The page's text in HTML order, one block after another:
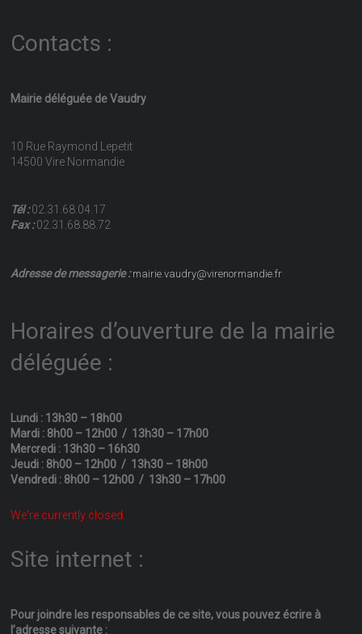
Contacts :
Mairie déléguée de Vaudry
10 Rue Raymond Lepetit
14500 Vire Normandie
Tél :02.31.68.04.17
Fax :02.31.68.88.72
Adresse de messagerie :mairie.vaudry@virenormandie.fr
Horaires d’ouverture de la mairie
déléguée :
Lundi : 13h30 – 18h00
Mardi : 8h00 – 12h00 / 13h30 – 17h00
Mercredi : 13h30 – 16h30
Jeudi : 8h00 – 12h00 / 13h30 – 18h00
Vendredi : 8h00 – 12h00 / 13h30 – 17h00
We're currently closed.
Site internet :
Pour joindre les responsables de ce site, vous pouvez écrire à
l’adresse suivante :